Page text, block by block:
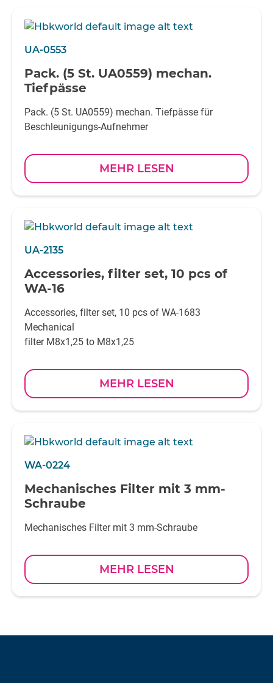
UA-0553
Pack. (5 St. UA0559) mechan.
Tiefpässe
Pack. (5 St. UA0559) mechan. Tiefpässe für
Beschleunigungs-Aufnehmer
MEHR LESEN
UA-2135
Accessories, filter set, 10 pcs of
WA-16
Accessories, filter set, 10 pcs of WA-1683
Mechanical
filter M8x1,25 to M8x1,25
MEHR LESEN
WA-0224
Mechanisches Filter mit 3 mm-
Schraube
Mechanisches Filter mit 3 mm-Schraube
MEHR LESEN